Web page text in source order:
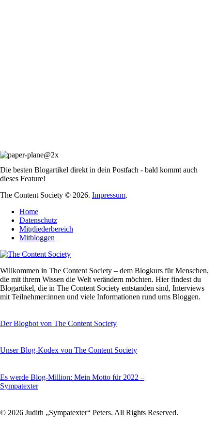
Die besten Blogartikel direkt in dein Postfach - bald kommt auch
dieses Feature!
The Content Society © 2026. Impressum.
Home
Datenschutz
Mitgliederbereich
Mitbloggen
Willkommen in The Content Society – dem Blogkurs für Menschen,
die mit ihrem Wissen die Welt verändern möchten. Hier findest du
Blogartikel, die in The Content Society entstanden sind, Interviews
mit Teilnehmer:innen und viele Informationen rund ums Bloggen.
Der Blogbot von The Content Society
Unser Blog-Kodex von The Content Society
Es werde Blog-Million: Mein Motto für 2022 –
Sympatexter
© 2026 Judith „Sympatexter“ Peters. All Rights Reserved.